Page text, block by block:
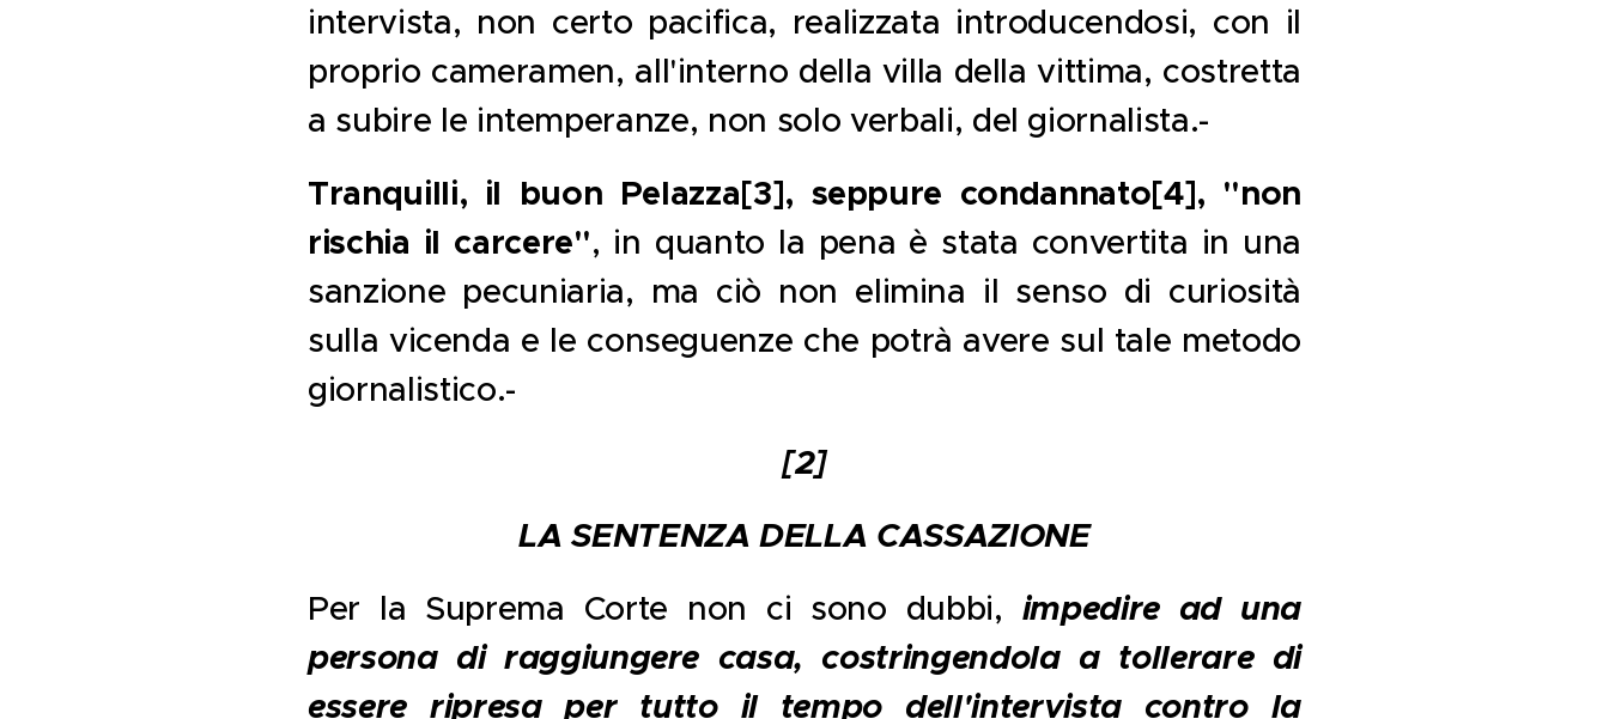
intervista, non certo pacifica, realizzata introducendosi, con il
proprio cameramen, all'interno della villa della vittima, costretta
a subire le intemperanze, non solo verbali, del giornalista.-
Tranquilli, il buon Pelazza[3], seppure condannato[4], "non
rischia il carcere", in quanto la pena è stata convertita in una
sanzione pecuniaria, ma ciò non elimina il senso di curiosità
sulla vicenda e le conseguenze che potrà avere sul tale metodo
giornalistico.-
[2]
LA SENTENZA DELLA CASSAZIONE
Per la Suprema Corte non ci sono dubbi, impedire ad una
persona di raggiungere casa, costringendola a tollerare di
essere ripresa per tutto il tempo dell'intervista contro la